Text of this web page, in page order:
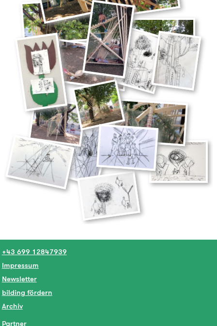
+43 699 12847939
Impressum
Newsletter
bilding fördern
Archiv
Partner